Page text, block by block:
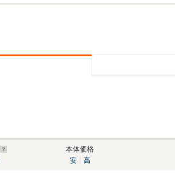
本体価格
安
高